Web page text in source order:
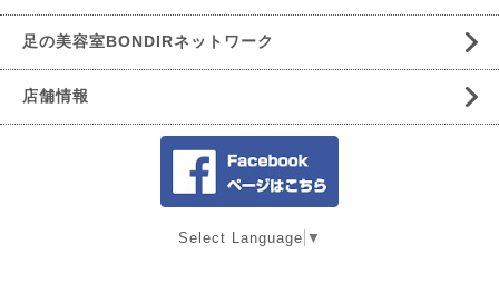
足の美容室BONDIRネットワーク
店舗情報
Select Language ▼